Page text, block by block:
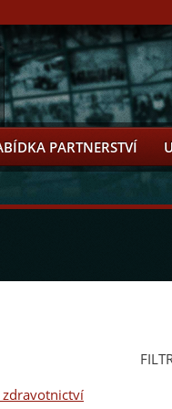
PARTNERSTVÍ
zdravotnictví